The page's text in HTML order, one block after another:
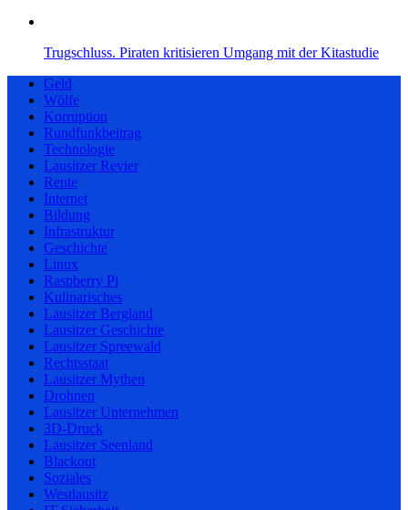
Trugschluss. Piraten kritisieren Umgang mit der Kitastudie
Geld
Wölfe
Korruption
Rundfunkbeitrag
Technologie
Lausitzer Revier
Rente
Internet
Bildung
Infrastruktur
Geschichte
Linux
Raspberry Pi
Kulinarisches
Lausitzer Bergland
Lausitzer Geschichte
Lausitzer Spreewald
Rechtsstaat
Lausitzer Mythen
Drohnen
Lausitzer Unternehmen
3D-Druck
Lausitzer Seenland
Blackout
Soziales
Westlausitz